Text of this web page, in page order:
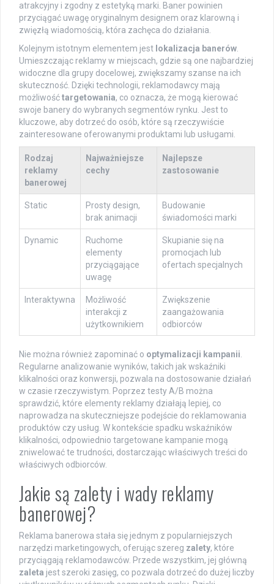
atrakcyjny i zgodny z estetyką marki. Baner powinien
przyciągać uwagę oryginalnym designem oraz klarowną i
zwięzłą wiadomością, która zachęca do działania.
Kolejnym istotnym elementem jest lokalizacja banerów
Umieszczając reklamy w miejscach, gdzie są one najbardziej
widoczne dla grupy docelowej, zwiększamy szanse na ich
skuteczność. Dzięki technologii, reklamodawcy mają
możliwośćtargetowania, co oznacza, że mogą kierować
swoje banery do wybranych segmentów rynku. Jest to
kluczowe, aby dotrzeć do osób, które są rzeczywiście
zainteresowane oferowanymi produktami lub usługami.
Rodzaj
reklamy
banerowej
Najważniejsze
cechy
Najlepsze
zastosowanie
Static
Prosty design,
brak animacji
Budowanie
świadomości marki
Dynamic
Ruchome
elementy
przyciągające
uwagę
Skupianie się na
promocjach lub
ofertach specjalnych
Interaktywna
Możliwość
interakcji z
użytkownikiem
Zwiększenie
zaangażowania
odbiorców
Nie można również zapominać o optymalizacji kampanii
Regularne analizowanie wyników, takich jak wskaźniki
klikalności oraz konwersji, pozwala na dostosowanie działań
w czasie rzeczywistym. Poprzez testy A/B można
sprawdzić, które elementy reklamy działają lepiej, co
naprowadza na skuteczniejsze podejście do reklamowania
produktów czy usług. W kontekście spadku wskaźników
klikalności, odpowiednio targetowane kampanie mogą
zniwelować te trudności, dostarczając właściwych treści do
właściwych odbiorców.
Jakie są zalety i wady reklamy
banerowej?
Reklama banerowa stała się jednym z popularniejszych
narzędzi marketingowych, oferując szereg zalety, które
przyciągają reklamodawców. Przede wszystkim, jej główną
zaleta jest szeroki zasięg, co pozwala dotrzeć do dużej liczby